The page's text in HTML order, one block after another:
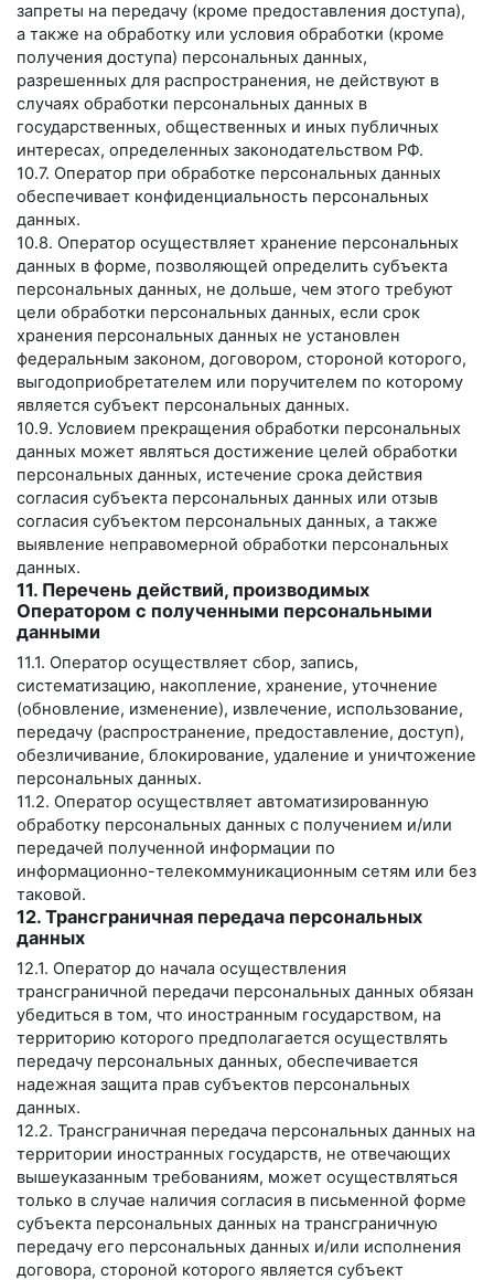
запреты на передачу (кроме предоставления доступа),
а также на обработку или условия обработки (кроме
получения доступа) персональных данных,
разрешенных для распространения, не действуют в
случаях обработки персональных данных в
государственных, общественных и иных публичных
интересах, определенных законодательством РФ.
10.7. Оператор при обработке персональных данных
обеспечивает конфиденциальность персональных
данных.
10.8. Оператор осуществляет хранение персональных
данных в форме, позволяющей определить субъекта
персональных данных, не дольше, чем этого требуют
цели обработки персональных данных, если срок
хранения персональных данных не установлен
федеральным законом, договором, стороной которого,
выгодоприобретателем или поручителем по которому
является субъект персональных данных.
10.9. Условием прекращения обработки персональных
данных может являться достижение целей обработки
персональных данных, истечение срока действия
согласия субъекта персональных данных или отзыв
согласия субъектом персональных данных, а также
выявление неправомерной обработки персональных
данных.
11. Перечень действий, производимых
Оператором с полученными персональными
данными
11.1. Оператор осуществляет сбор, запись,
систематизацию, накопление, хранение, уточнение
(обновление, изменение), извлечение, использование,
передачу (распространение, предоставление, доступ),
обезличивание, блокирование, удаление и уничтожение
персональных данных.
11.2. Оператор осуществляет автоматизированную
обработку персональных данных с получением и/или
передачей полученной информации по
информационно-телекоммуникационным сетям или без
таковой.
12. Трансграничная передача персональных
данных
12.1. Оператор до начала осуществления
трансграничной передачи персональных данных обязан
убедиться в том, что иностранным государством, на
территорию которого предполагается осуществлять
передачу персональных данных, обеспечивается
надежная защита прав субъектов персональных
данных.
12.2. Трансграничная передача персональных данных на
территории иностранных государств, не отвечающих
вышеуказанным требованиям, может осуществляться
только в случае наличия согласия в письменной форме
субъекта персональных данных на трансграничную
передачу его персональных данных и/или исполнения
договора, стороной которого является субъект